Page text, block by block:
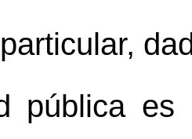
pública es